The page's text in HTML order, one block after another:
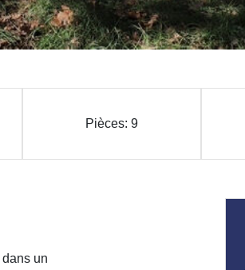
Pièces: 9
un